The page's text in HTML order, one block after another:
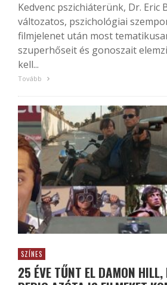
Kedvenc pszichiáterünk, Dr. Eric
változatos, pszichológiai
filmjelenet után most
szuperhőseit és gonoszait
kell...
Tovább
SZÍNES
25 ÉVE TŰNT EL DAMON